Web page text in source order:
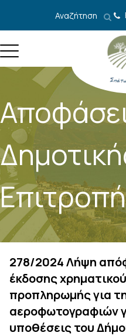
Αναζήτηση
278/2024 Λήψη
έκδοσης
προπληρωμής για
αεροφωτογραφιών
υποθέσεις του